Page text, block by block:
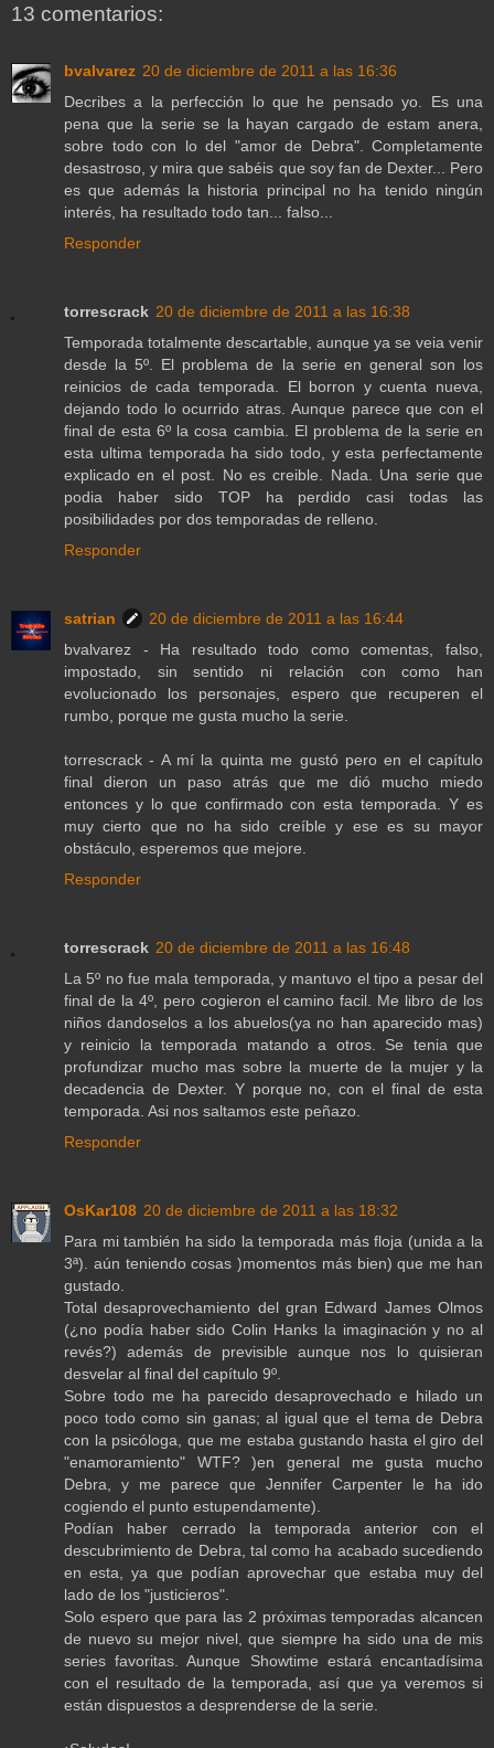
13 comentarios:
bvalvarez 20 de diciembre de 2011 a las 16:36
Decribes a la perfección lo que he pensado yo. Es una
pena que la serie se la hayan cargado de estam anera,
sobre todo con lo del "amor de Debra". Completamente
desastroso, y mira que sabéis que soy fan de Dexter... Pero
es que además la historia principal no ha tenido ningún
interés, ha resultado todo tan... falso...
Responder
torrescrack 20 de diciembre de 2011 a las 16:38
Temporada totalmente descartable, aunque ya se veia venir
desde la 5º. El problema de la serie en general son los
reinicios de cada temporada. El borron y cuenta nueva,
dejando todo lo ocurrido atras. Aunque parece que con el
final de esta 6º la cosa cambia. El problema de la serie en
esta ultima temporada ha sido todo, y esta perfectamente
explicado en el post. No es creible. Nada. Una serie que
podia haber sido TOP ha perdido casi todas las
posibilidades por dos temporadas de relleno.
Responder
satrian
20 de diciembre de 2011 a las 16:44
bvalvarez - Ha resultado todo como comentas, falso,
impostado, sin sentido ni relación con como han
evolucionado los personajes, espero que recuperen el
rumbo, porque me gusta mucho la serie.
torrescrack - A mí la quinta me gustó pero en el capítulo
final dieron un paso atrás que me dió mucho miedo
entonces y lo que confirmado con esta temporada. Y es
muy cierto que no ha sido creíble y ese es su mayor
obstáculo, esperemos que mejore.
Responder
torrescrack 20 de diciembre de 2011 a las 16:48
La 5º no fue mala temporada, y mantuvo el tipo a pesar del
final de la 4º, pero cogieron el camino facil. Me libro de los
niños dandoselos a los abuelos(ya no han aparecido mas)
y reinicio la temporada matando a otros. Se tenia que
profundizar mucho mas sobre la muerte de la mujer y la
decadencia de Dexter. Y porque no, con el final de esta
temporada. Asi nos saltamos este peñazo.
Responder
OsKar108 20 de diciembre de 2011 a las 18:32
Para mi también ha sido la temporada más floja (unida a la
3ª). aún teniendo cosas )momentos más bien) que me han
gustado.
Total desaprovechamiento del gran Edward James Olmos
(¿no podía haber sido Colin Hanks la imaginación y no al
revés?) además de previsible aunque nos lo quisieran
desvelar al final del capítulo 9º.
Sobre todo me ha parecido desaprovechado e hilado un
poco todo como sin ganas; al igual que el tema de Debra
con la psicóloga, que me estaba gustando hasta el giro del
"enamoramiento" WTF? )en general me gusta mucho
Debra, y me parece que Jennifer Carpenter le ha ido
cogiendo el punto estupendamente).
Podían haber cerrado la temporada anterior con el
descubrimiento de Debra, tal como ha acabado sucediendo
en esta, ya que podían aprovechar que estaba muy del
lado de los "justicieros".
Solo espero que para las 2 próximas temporadas alcancen
de nuevo su mejor nivel, que siempre ha sido una de mis
series favoritas. Aunque Showtime estará encantadísima
con el resultado de la temporada, así que ya veremos si
están dispuestos a desprenderse de la serie.